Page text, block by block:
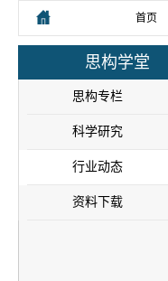
首页
思构学堂
思构专栏
科学研究
行业动态
资料下载